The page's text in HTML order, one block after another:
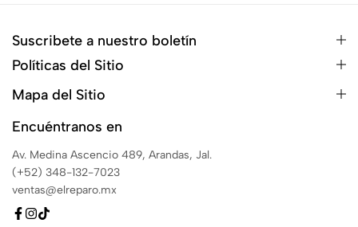
Suscribete a nuestro boletín
Políticas del Sitio
Mapa del Sitio
Encuéntranos en
Av. Medina Ascencio 489, Arandas, Jal.
(+52) 348-132-7023
ventas@elreparo.mx